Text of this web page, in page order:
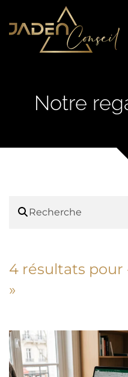
Notre
4 résultats pour
»